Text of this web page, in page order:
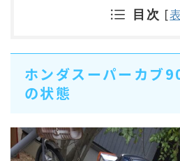
目次 [
ホンダスーパーカブ
の状態